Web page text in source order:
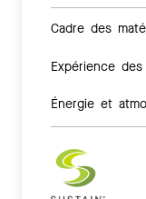
Cadre des
Expérience
Énergie et